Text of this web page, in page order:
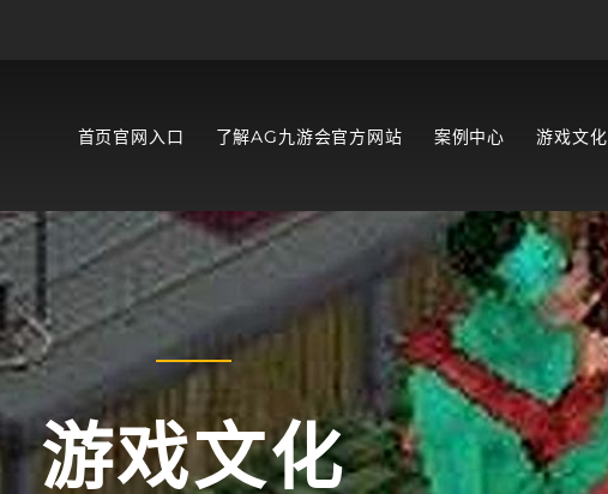
首页官网入口 了解AG九游会官方网站 案例中心 游戏文化
游戏文化